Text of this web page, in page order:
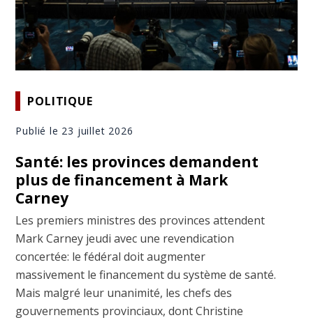
POLITIQUE
Publié le 23 juillet 2026
Santé: les provinces demandent
plus de financement à Mark
Carney
Les premiers ministres des provinces attendent
Mark Carney jeudi avec une revendication
concertée: le fédéral doit augmenter
massivement le financement du système de santé.
Mais malgré leur unanimité, les chefs des
gouvernements provinciaux, dont Christine